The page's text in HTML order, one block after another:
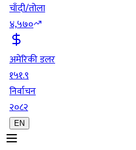
चाँदी/तोला
४,५७०
अमेरिकी डलर
१५१.९
निर्वाचन
२०८२
EN